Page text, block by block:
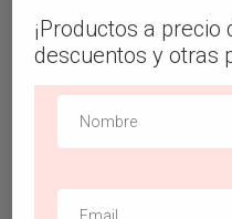
Blusa ribete con
$20.99
¡Productos a precio
descuentos y otras